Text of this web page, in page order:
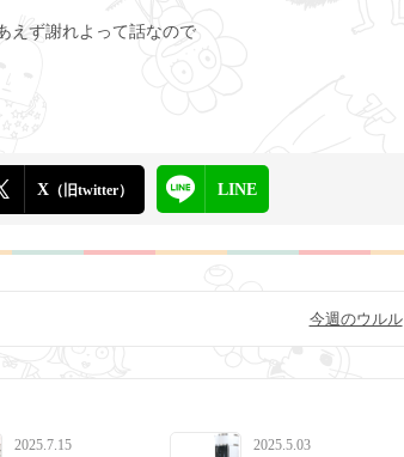
えず謝れよって話なので
X （旧twitter） LINE
今週のウルル
2025.7.15 2025.5.03